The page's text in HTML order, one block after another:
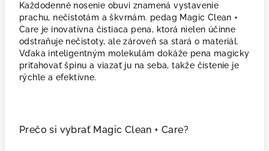
Každodenné nosenie obuvi znamená vystavenie
prachu, nečistotám a škvrnám. pedag Magic Clean +
Care je inovatívna čistiaca pena, ktorá nielen účinne
odstraňuje nečistoty, ale zároveň sa stará o materiál.
Vďaka inteligentným molekulám dokáže pena magicky
priťahovať špinu a viazať ju na seba, takže čistenie je
rýchle a efektívne.
Prečo si vybrať Magic Clean + Care?